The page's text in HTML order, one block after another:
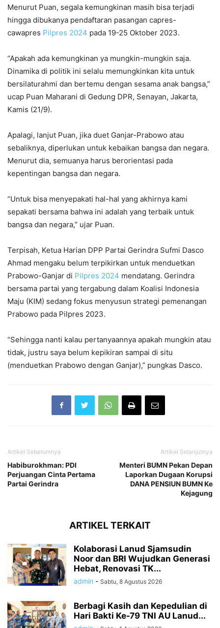
Menurut Puan, segala kemungkinan masih bisa terjadi
hingga dibukanya pendaftaran pasangan capres-
cawapres Pilpres 2024 pada 19-25 Oktober 2023.
“Apakah ada kemungkinan ya mungkin-mungkin saja.
Dinamika di politik ini selalu memungkinkan kita untuk
bersilaturahmi dan bertemu dengan sesama anak bangsa,”
ucap Puan Maharani di Gedung DPR, Senayan, Jakarta,
Kamis (21/9).
Apalagi, lanjut Puan, jika duet Ganjar-Prabowo atau
sebaliknya, diperlukan untuk kebaikan bangsa dan negara.
Menurut dia, semuanya harus berorientasi pada
kepentingan bangsa dan negara.
“Untuk bisa menyepakati hal-hal yang akhirnya kami
sepakati bersama bahwa ini adalah yang terbaik untuk
bangsa dan negara,” ujar Puan.
Terpisah, Ketua Harian DPP Partai Gerindra Sufmi Dasco
Ahmad mengaku belum terpikirkan untuk menduetkan
Prabowo-Ganjar di Pilpres 2024 mendatang. Gerindra
bersama partai yang tergabung dalam Koalisi Indonesia
Maju (KIM) sedang fokus menyusun strategi pemenangan
Prabowo pada Pilpres 2023.
“Sehingga nanti kalau pertanyaannya apakah mungkin atau
tidak, justru saya belum kepikiran sampai di situ
(menduetkan Prabowo dengan Ganjar),” pungkas Dasco.
Artikel Sebelumnya
Habiburokhman: PDI
Perjuangan Cinta Pertama
Partai Gerindra
Artikel Selanjutnya
Menteri BUMN Pekan Depan
Laporkan Dugaan Korupsi
DANA PENSIUN BUMN Ke
Kejagung
ARTIKEL TERKAIT
Kolaborasi Lanud Sjamsudin
Noor dan BRI Wujudkan Generasi
Hebat, Renovasi TK...
admin - Sabtu, 8 Agustus 2026
Berbagi Kasih dan Kepedulian di
Hari Bakti Ke-79 TNI AU Lanud...